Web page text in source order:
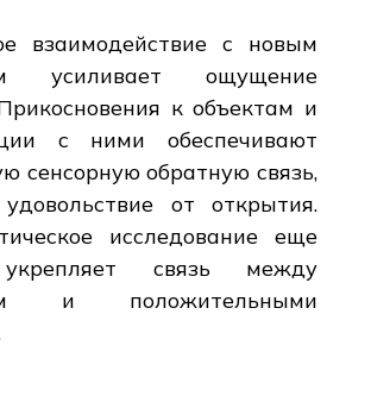
взаимодействие с новым
усиливает ощущение
к объектам и
с ними обеспечивают
сенсорную обратную связь,
от открытия.
исследование еще
связь между
и положительными